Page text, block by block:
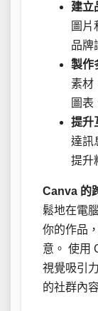
建立
圖片
品牌
製作
素材
圖表
提升
達訊
提升
Canva 的
鬆地在電
你的作品
意。 使用
視覺吸引
的社群內